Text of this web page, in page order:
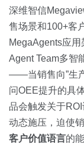
深维智信
售场景和100+客
MegaAgents应
Agent Team多智
——当销售向”生
问OEE提升的具
品会触发关于
动态施压，迫使
客户价值语言的